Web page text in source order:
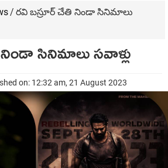
/ రవి బస్రూర్ చేతి నిండా సినిమాలు
సినిమాలు సవాళ్లు
on: 12:32 am, 21 August 2023